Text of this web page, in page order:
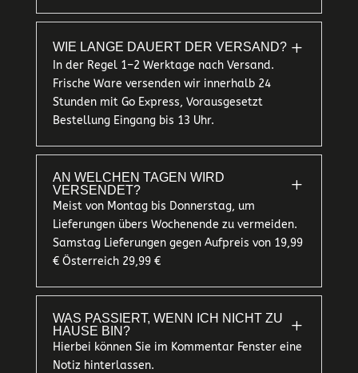
WIE LANGE DAUERT DER VERSAND? L
In der Regel 1–2 Werktage nach Versand.
Frische Ware versenden wir innerhalb 24
Stunden mit Go Express, Vorausgesetzt
Bestellung Eingang bis 13 Uhr.
AN WELCHEN TAGEN WIRD
VERSENDET?
L
Meist von Montag bis Donnerstag, um
Lieferungen übers Wochenende zu vermeiden.
Samstag Lieferungen gegen Aufpreis von 19,99
€ Österreich 29,99 €
WAS PASSIERT, WENN ICH NICHT ZU
HAUSE BIN?
L
Hierbei können Sie im Kommentar Fenster eine
Notiz hinterlassen.